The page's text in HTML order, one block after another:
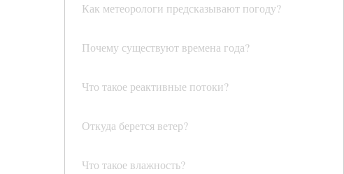
Как метеорологи предсказывают погоду?
Почему существуют времена года?
Что такое реактивные потоки?
Откуда берется ветер?
Что такое влажность?